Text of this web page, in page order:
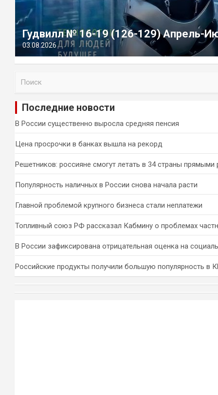
Гудвилл № 16-19 (126-129) Апрель-
03.08.2026
и
Последние новости
В России существенно выросла средняя пенсия
Цена просрочки в банках вышла на рекорд
Решетников: россияне смогут летать в 34 страны прямыми
Популярность наличных в России снова начала расти
Главной проблемой крупного бизнеса стали неплатежи
Топливный союз РФ рассказал Кабмину о проблемах
В России зафиксирована отрицательная оценка на
Российские продукты получили большую популярность в